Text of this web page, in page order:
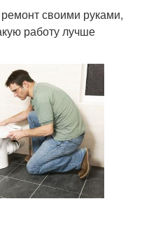
своими руками,
работу лучше